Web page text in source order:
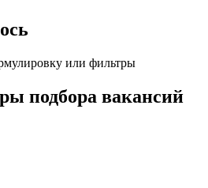
или фильтры
подбора вакансий